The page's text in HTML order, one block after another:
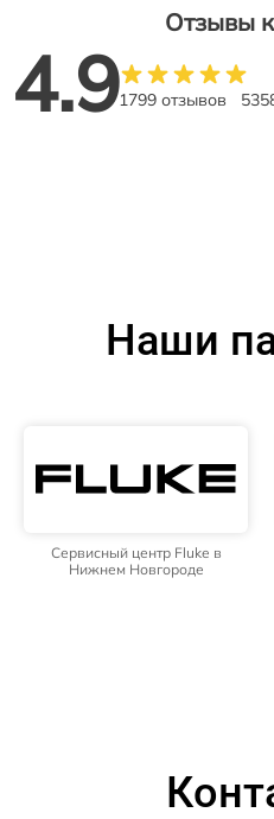
Отзывы
4.91799 отзывов
Наши
Сервисный центр Fluke в
Нижнем Новгороде